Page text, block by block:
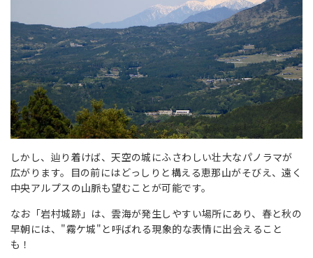
しかし、辿り着けば、天空の城にふさわしい壮大なパノラマが
広がります。目の前にはどっしりと構える恵那山がそびえ、遠く
中央アルプスの山脈も望むことが可能です。
なお「岩村城跡」は、雲海が発生しやすい場所にあり、春と秋の
早朝には、"霧ケ城"と呼ばれる現象的な表情に出会えること
も！